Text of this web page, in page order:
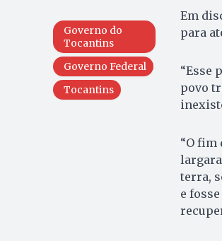
Governo do
Tocantins
Governo Federal
Tocantins
Em
para
“Esse
povo
“O fim
terra,
e